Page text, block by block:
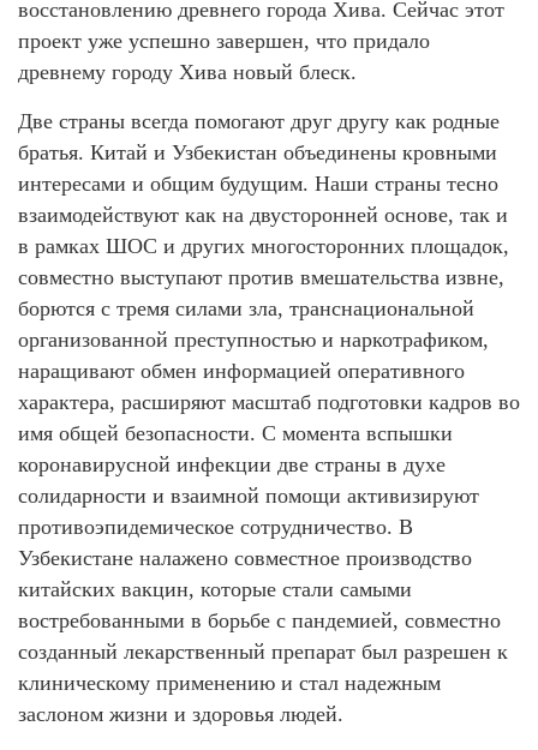
восстановлению древнего города Хива. Сейчас этот
проект уже успешно завершен, что придало
древнему городу Хива новый блеск.
Две страны всегда помогают друг другу как родные
братья. Китай и Узбекистан объединены кровными
интересами и общим будущим. Наши страны тесно
взаимодействуют как на двусторонней основе, так и
в рамках ШОС и других многосторонних площадок,
совместно выступают против вмешательства извне,
борются с тремя силами зла, транснациональной
организованной преступностью и наркотрафиком,
наращивают обмен информацией оперативного
характера, расширяют масштаб подготовки кадров во
имя общей безопасности. С момента вспышки
коронавирусной инфекции две страны в духе
солидарности и взаимной помощи активизируют
противоэпидемическое сотрудничество. В
Узбекистане налажено совместное производство
китайских вакцин, которые стали самыми
востребованными в борьбе с пандемией, совместно
созданный лекарственный препарат был разрешен к
клиническому применению и стал надежным
заслоном жизни и здоровья людей.